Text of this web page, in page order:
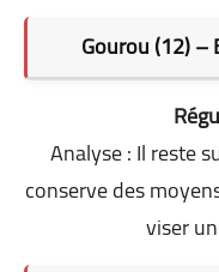
Gourou (12) –
Analyse : Il reste
conserve des
viser